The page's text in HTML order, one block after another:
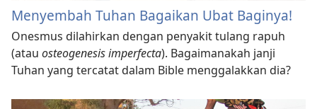
Menyembah Tuhan Bagaikan Ubat Baginya!
Onesmus dilahirkan dengan penyakit tulang rapuh
(atau osteogenesis imperfecta). Bagaimanakah janji
Tuhan yang tercatat dalam Bible menggalakkan dia?